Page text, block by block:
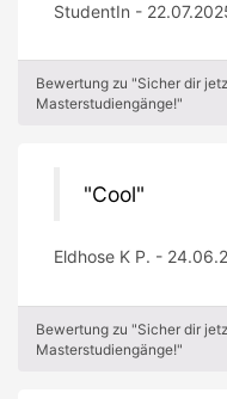
StudentIn -
Bewertung zu "Sicher dir
Masterstudiengänge!"
Cool
Eldhose K P. -
Bewertung zu "Sicher dir
Masterstudiengänge!"